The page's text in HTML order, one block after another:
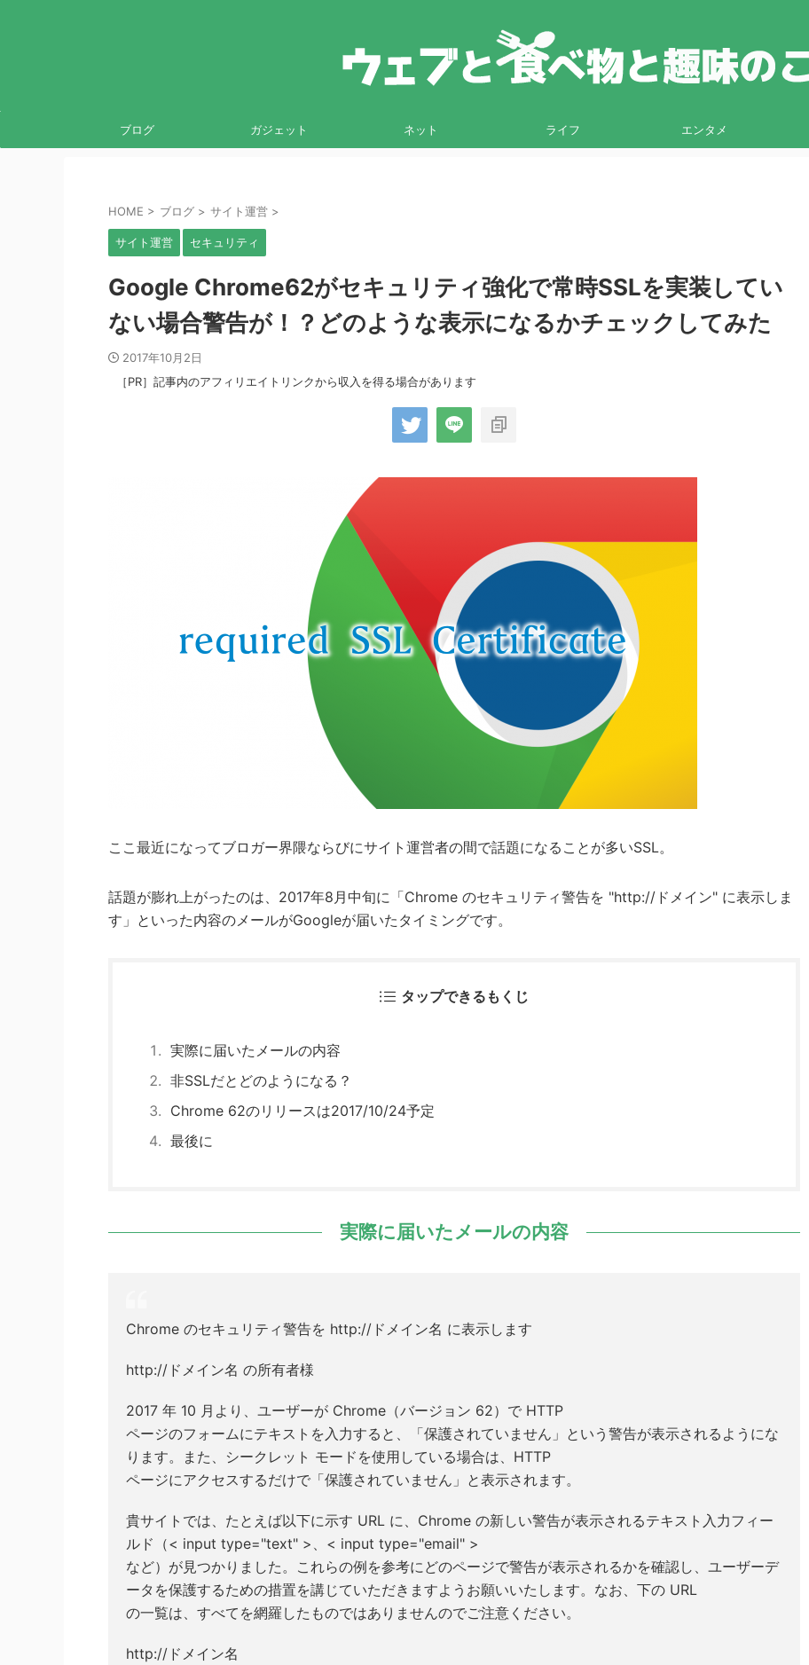
ブログ ガジェット ネット ライフ エンタメ
HOME > ブログ > サイト運営 >
サイト運営 セキュリティ
Google Chrome62がセキュリティ強化で常時SSLを実装してい
ない場合警告が！？どのような表示になるかチェックしてみた
2017年10月2日
［PR］記事内のアフィリエイトリンクから収入を得る場合があります
ここ最近になってブロガー界隈ならびにサイト運営者の間で話題になることが多いSSL。
話題が膨れ上がったのは、2017年8月中旬に「Chrome のセキュリティ警告を "http://ドメイン" に表示しま
す」といった内容のメールがGoogleが届いたタイミングです。
タップできるもくじ
実際に届いたメールの内容
非SSLだとどのようになる？
Chrome 62のリリースは2017/10/24予定
最後に
実際に届いたメールの内容
Chrome のセキュリティ警告を http://ドメイン名 に表示します
http://ドメイン名 の所有者様
2017 年 10 月より、ユーザーが Chrome（バージョン 62）で HTTP
ページのフォームにテキストを入力すると、「保護されていません」という警告が表示されるようにな
ります。また、シークレット モードを使用している場合は、HTTP
ページにアクセスするだけで「保護されていません」と表示されます。
貴サイトでは、たとえば以下に示す URL に、Chrome の新しい警告が表示されるテキスト入力フィー
ルド（< input type="text" >、< input type="email" >
など）が見つかりました。これらの例を参考にどのページで警告が表示されるかを確認し、ユーザーデ
ータを保護するための措置を講じていただきますようお願いいたします。なお、下の URL
の一覧は、すべてを網羅したものではありませんのでご注意ください。
http://ドメイン名